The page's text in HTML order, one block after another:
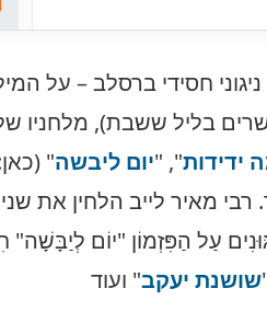
חסידי ברסלב – על
בליל ששבת), מלחניו
ידידות", "יום ליבשה"
רבי מאיר לייב הלחין את
עַל הַפִּזְמוֹן "יוֹם לְיַבָּשָׁה"
שושנת יעקב" ועוד